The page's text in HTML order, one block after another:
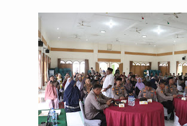
ADVETORIAL
REDAKSI